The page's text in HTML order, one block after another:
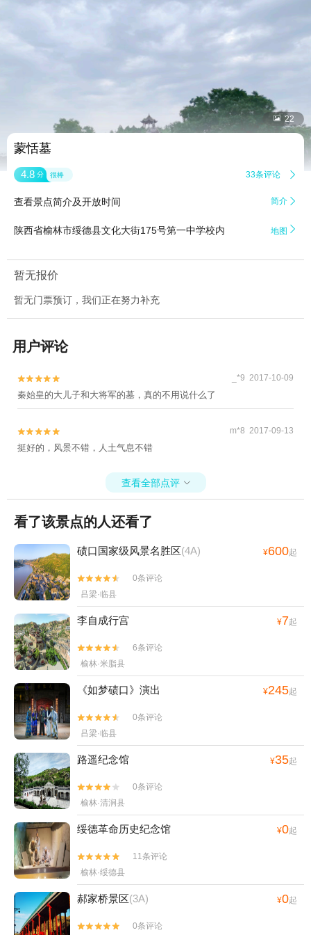
 22
蒙恬墓
4.8 分 很棒 33条评论 
查看景点简介及开放时间 简介 
陕西省榆林市绥德县文化大街175号第一中学校内 地图 
暂无报价
暂无门票预订，我们正在努力补充
用户评论

 _*9 2017-10-09
秦始皇的大儿子和大将军的墓，真的不用说什么了

 m*8 2017-09-13
挺好的，风景不错，人土气息不错
查看全部点评 
看了该景点的人还看了
碛口国家级风景名胜区(4A) ¥600起


0条评论
吕梁·临县
李自成行宫 ¥7起


6条评论
榆林·米脂县
《如梦碛口》演出 ¥245起


0条评论
吕梁·临县
路遥纪念馆 ¥35起


0条评论
榆林·清涧县
绥德革命历史纪念馆 ¥0起


11条评论
榆林·绥德县
郝家桥景区(3A) ¥0起

 0条评论